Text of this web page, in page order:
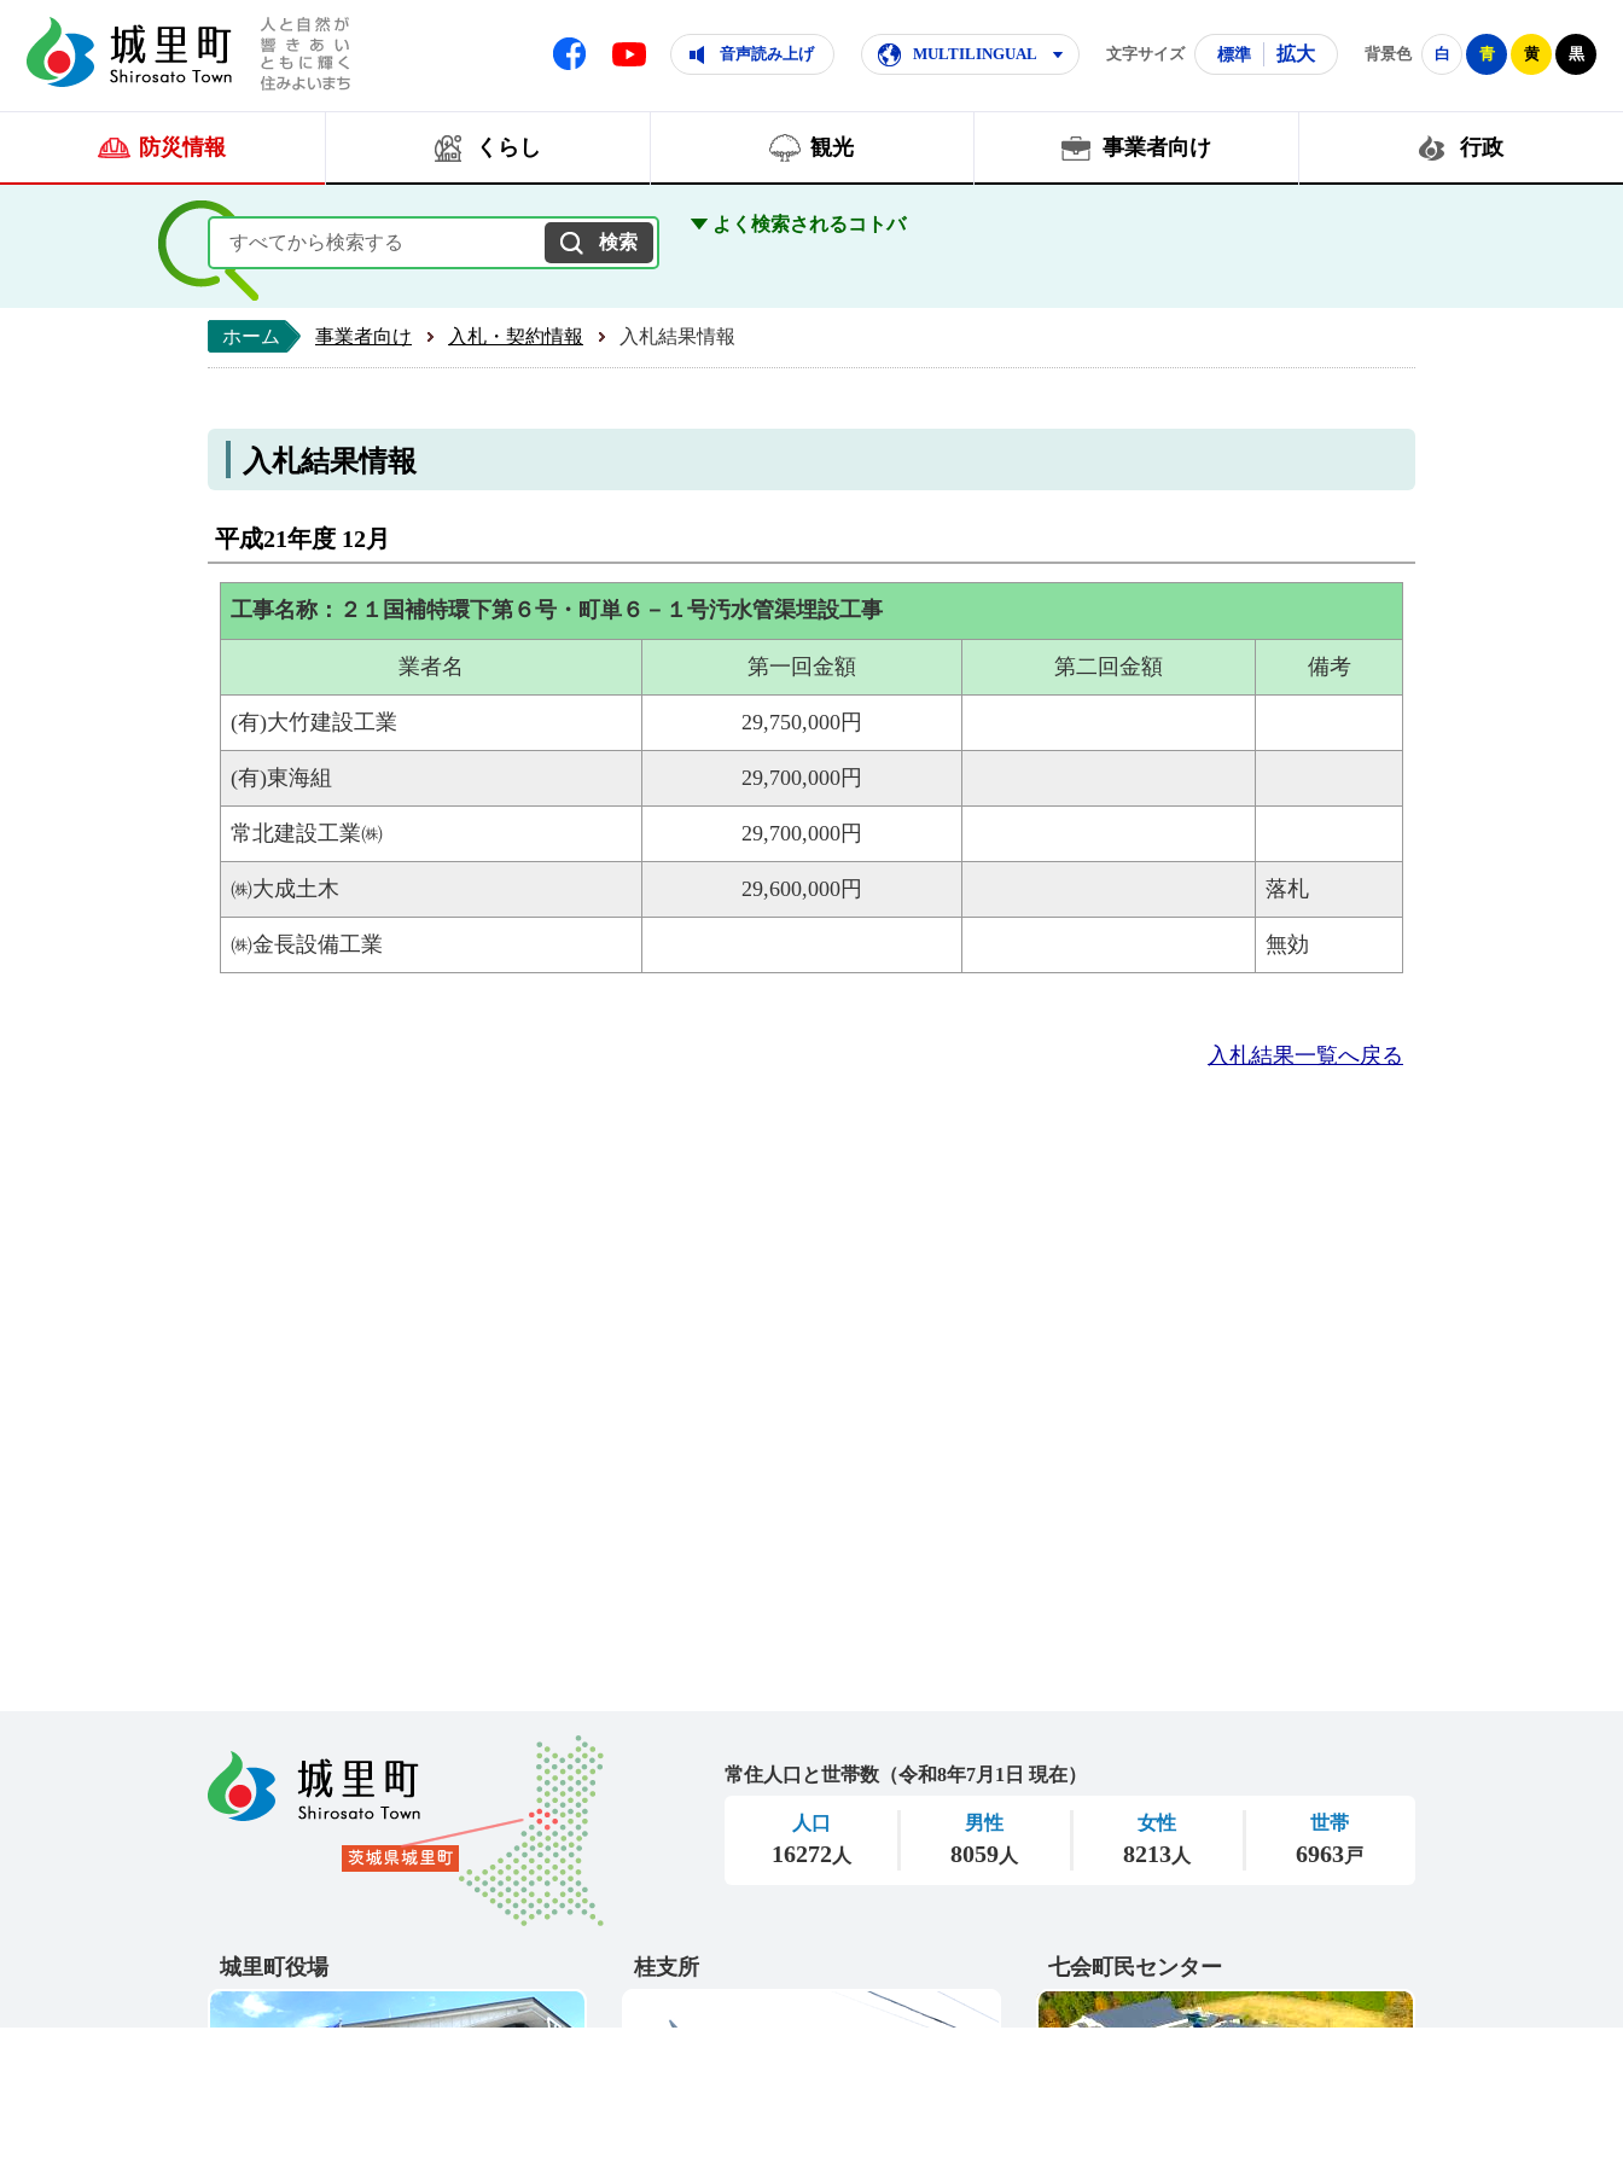
人と自然が響きあいともに輝く住みよいまち
Facebook Youtube 音声読み上げ MULTILINGUAL 文字サイズ 標準 拡大 背景色 白 青 黄 黒
防災情報 くらし 観光 事業者向け 行政
よく検索されるコトバ
ホーム 事業者向け 入札・契約情報 入札結果情報
入札結果情報
平成21年度 12月
工事名称：２１国補特環下第６号・町単６－１号汚水管渠埋設工事
業者名 第一回金額 第二回金額 備考
(有)大竹建設工業 29,750,000円
(有)東海組 29,700,000円
常北建設工業㈱ 29,700,000円
㈱大成土木 29,600,000円 落札
㈱金長設備工業 無効
入札結果一覧へ戻る
城里町役場 桂支所 七会町民センター